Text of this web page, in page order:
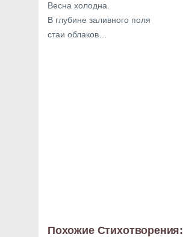
Весна холодна.
В глубине заливного поля
стаи облаков…
Похожие Стихотворения: